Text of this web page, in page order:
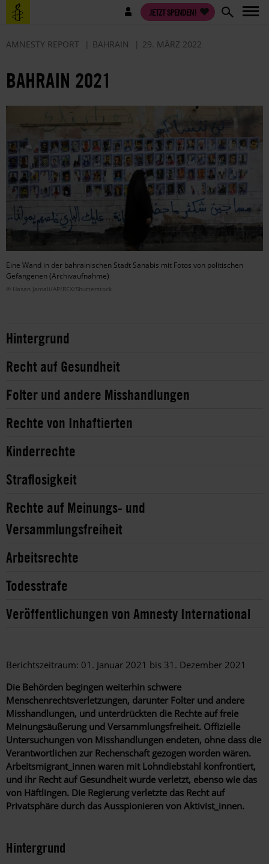
Direkt
zum
Benutzermenü JETZT SPENDEN!
AMNESTY REPORT BAHRAIN 29. MÄRZ 2022
BAHRAIN 2021
Eine Wand in der bahrainischen Stadt Sanabis mit Fotos von politischen
Gefangenen (Archivaufnahme)
© Hasan Jamali/AP/REX/Shutterstock
Hintergrund
Recht auf Gesundheit
Folter und andere Misshandlungen
Rechte von Inhaftierten
Kinderrechte
Straflosigkeit
Rechte auf Meinungs- und
Versammlungsfreiheit
Arbeitsrechte
Todesstrafe
Veröffentlichungen von Amnesty International
Berichtszeitraum: 01. Januar 2021 bis 31. Dezember 2021
Die Behörden begingen weiterhin schwere
Menschenrechtsverletzungen, darunter Folter und andere
Misshandlungen, und unterdrückten die Rechte auf freie
Meinungsäußerung und Versammlungsfreiheit. Offizielle
Untersuchungen von Misshandlungen endeten, ohne dass die
Verantwortlichen zur Rechenschaft gezogen worden wären.
Arbeitsmigrant_innen waren mit Lohndiebstahl konfrontiert,
und ihr Recht auf Gesundheit wurde verletzt, ebenso wie das
von Häftlingen. Die Regierung verletzte das Recht auf
Privatsphäre durch das Ausspionieren von Aktivist_innen.
Hintergrund